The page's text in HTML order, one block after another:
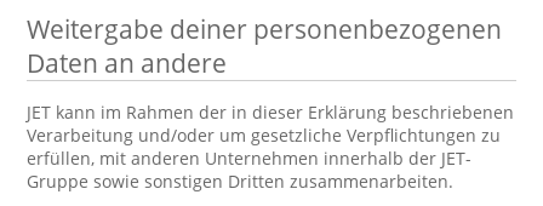
Weitergabe deiner personenbezogenen
Daten an andere
JET kann im Rahmen der in dieser Erklärung beschriebenen
Verarbeitung und/oder um gesetzliche Verpflichtungen zu
erfüllen, mit anderen Unternehmen innerhalb der JET-
Gruppe sowie sonstigen Dritten zusammenarbeiten.